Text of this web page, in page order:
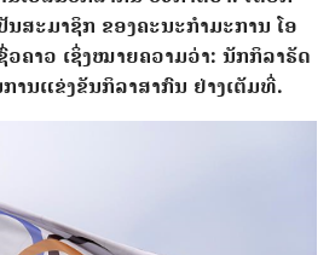
ນ​ສະ​ມາ​ຊິກ ຂອງ​ຄະ​ນະ​ກຳ​ມະ​ການ​ ໂອ​
ວ​ຄາ​ວ ເຊິ່ງ​ໝາຍ​ຄວາມ​ວ່າ: ນັກ​ກິ​ລາ​ຣັດ​
ານ​ແຂ່ງ​ຂັນ​ກິ​ລາ​ສາ​ກົນ ​ຢ່າງ​​ເຕັມ​ທີ່.